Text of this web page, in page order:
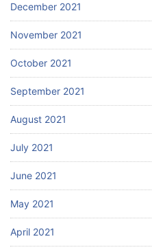
December 2021
November 2021
October 2021
September 2021
August 2021
July 2021
June 2021
May 2021
April 2021